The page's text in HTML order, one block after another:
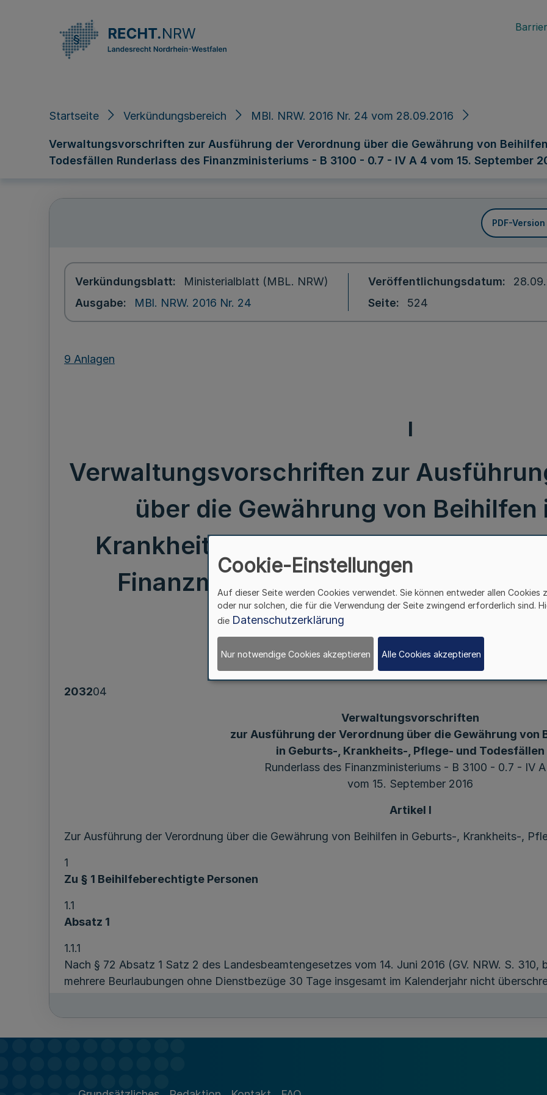
Startseite Verkündungsbereich MBl. NRW. 2016 Nr. 24 vom 28.09.2016
Verwaltungsvorschriften zur Ausführung der Verordnung über die Gewährung von
Todesfällen Runderlass des Finanzministeriums - B 3100 - 0.7 - IV A 4 vom 15. September
PDF-
Verkündungsblatt
Ministerialblatt (MBL. NRW)
Ausgabe
MBl. NRW. 2016 Nr. 24
Veröffentlichungsdatum
Seite
524
9 Anlagen
I
Verwaltungsvorschriften zur
über die Gewährung von Beihilfen
Krankheits-, Pflege- und Todesfällen
Finanzministeriums - B 3100 - 0.7 -
September 2016
203204
Verwaltungsvorschriften
zur Ausführung der Verordnung über die Gewährung von
in Geburts-, Krankheits-, Pflege- und Todesfällen
Runderlass des Finanzministeriums - B 3100 - 0.7 - IV
vom 15. September 2016
Artikel I
Zur Ausführung der Verordnung über die Gewährung von Beihilfen in Geburts-, Krankheits-,
1
Zu § 1 Beihilfeberechtigte Personen
1.1
Absatz 1
1.1.1
Nach § 72 Absatz 1 Satz 2 des Landesbeamtengesetzes vom 14. Juni 2016 (GV. NRW. S.
mehrere Beurlaubungen ohne Dienstbezüge 30 Tage insgesamt im Kalenderjahr nicht
Witwer, hinterbliebene eingetragene Lebenspartner und Waisen beihilfeberechtigter
Cookie-Einstellungen
Auf dieser Seite werden Cookies verwendet. Sie können entweder allen Cookies
oder nur solchen, die für die Verwendung der Seite zwingend erforderlich sind.
die Datenschutzerklärung
Nur notwendige Cookies akzeptieren Alle Cookies akzeptieren